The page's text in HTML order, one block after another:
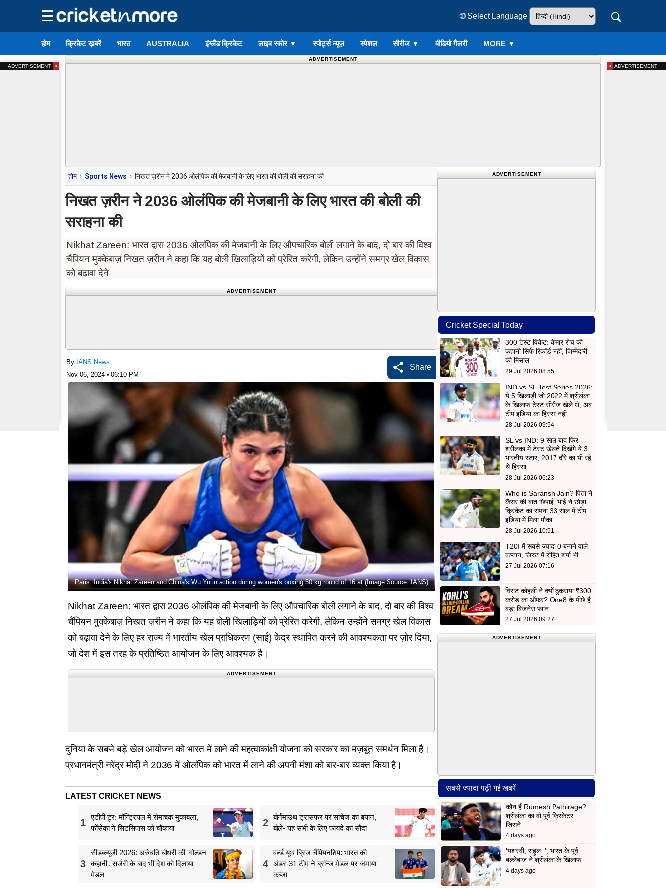
☰ 🌐 Select Language
होम क्रिकेट ख़बरें भारत AUSTRALIA इंग्लैंड क्रिकेट लाइव स्कोर ▼ स्पोर्ट्स न्यूज़ स्पेशल सीरीज ▼ वीडियो गैलरी MORE ▼
ADVERTISEMENT
होम Sports News निखत ज़रीन ने 2036 ओलंपिक की मेजबानी के लिए भारत की बोली की सराहना की
निखत ज़रीन ने 2036 ओलंपिक की मेजबानी के लिए भारत की बोली की
सराहना की
Nikhat Zareen: भारत द्वारा 2036 ओलंपिक की मेजबानी के लिए औपचारिक बोली लगाने के बाद, दो बार की विश्व
चैंपियन मुक्केबाज़ निखत ज़रीन ने कहा कि यह बोली खिलाड़ियों को प्रेरित करेगी, लेकिन उन्होंने समग्र खेल विकास
को बढ़ावा देने
ADVERTISEMENT
By IANS News
Nov 06, 2024 • 06:10 PM
Share
Paris: India's Nikhat Zareen and China's Wu Yu in action during women's boxing 50 kg round of 16 at (Image Source: IANS)
Nikhat Zareen: भारत द्वारा 2036 ओलंपिक की मेजबानी के लिए औपचारिक बोली लगाने के बाद, दो बार की विश्व
चैंपियन मुक्केबाज़ निखत ज़रीन ने कहा कि यह बोली खिलाड़ियों को प्रेरित करेगी, लेकिन उन्होंने समग्र खेल विकास
को बढ़ावा देने के लिए हर राज्य में भारतीय खेल प्राधिकरण (साई) केंद्र स्थापित करने की आवश्यकता पर ज़ोर दिया,
जो देश में इस तरह के प्रतिष्ठित आयोजन के लिए आवश्यक है।
ADVERTISEMENT
दुनिया के सबसे बड़े खेल आयोजन को भारत में लाने की महत्वाकांक्षी योजना को सरकार का मज़बूत समर्थन मिला है।
प्रधानमंत्री नरेंद्र मोदी ने 2036 में ओलंपिक को भारत में लाने की अपनी मंशा को बार-बार व्यक्त किया है।
LATEST CRICKET NEWS
1
एटीपी टूर: मॉन्ट्रियल में रोमांचक मुकाबला,
फोंसेका ने सिटसिपास को चौंकाया
2
बोर्नमाउथ ट्रांसफर पर सांचेज का बयान,
बोले- यह सभी के लिए फायदे का सौदा
3
सीडब्ल्यूजी 2026: अरुंधति चौधरी की 'गोल्डन
कहानी', सर्जरी के बाद भी देश को दिलाया
मेडल
4
वर्ल्ड यूथ ब्रिज चैंपियनशिप: भारत की
अंडर-31 टीम ने ब्रॉन्ज मेडल पर जमाया
कब्जा
ADVERTISEMENT
Cricket Special Today
300 टेस्ट विकेट: केमार रोच की
कहानी सिर्फ रिकॉर्ड नहीं, जिम्मेदारी
की मिसाल
29 Jul 2026 08:55
IND vs SL Test Series 2026:
ये 5 खिलाड़ी जो 2022 में श्रीलंका
के खिलाफ टेस्ट सीरीज खेले थे, अब
टीम इंडिया का हिस्सा नहीं
28 Jul 2026 09:54
SL vs IND: 9 साल बाद फिर
श्रीलंका में टेस्ट खेलते दिखेंगे ये 3
भारतीय स्टार, 2017 दौरे का भी रहे
थे हिस्सा
28 Jul 2026 06:23
Who is Saransh Jain? पिता ने
कैंसर की बात छिपाई, भाई ने छोड़ा
क्रिकेट का सपना,33 साल में टीम
इंडिया में मिला मौका
28 Jul 2026 10:51
T20I में सबसे ज्यादा 0 बनाने वाले
कप्तान, लिस्ट में रोहित शर्मा भी
27 Jul 2026 07:16
विराट कोहली ने क्यों ठुकराया ₹300
करोड़ का ऑफर? One8 के पीछे है
बड़ा बिजनेस प्लान
27 Jul 2026 09:27
ADVERTISEMENT
सबसे ज्यादा पढ़ी गई खबरें
कौन हैं Rumesh Pathirage?
श्रीलंका का वो पूर्व क्रिकेटर
जिसने…
4 days ago
'यशस्वी, राहुल..', भारत के पूर्व
बल्लेबाज ने श्रीलंका के खिलाफ…
4 days ago
ADVERTISEMENT × ADVERTISEMENT
×